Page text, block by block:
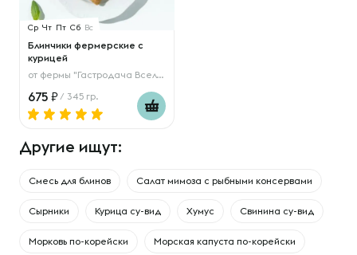
Ср Чт Пт Сб Вс
Блинчики фермерские с
курицей
от фермы "Гастродача Вселуг"
675 / 345 гр.
Другие ищут:
Смесь для блинов Салат мимоза с рыбными консервами
Сырники Курица су-вид Хумус Свинина су-вид
Морковь по-корейски Морская капуста по-корейски